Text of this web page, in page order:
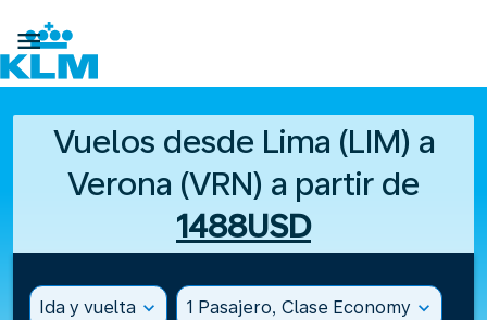

Vuelos desde Lima (LIM) a
Verona (VRN) a partir de
1488USD
Ida y vuelta expand_more 1 Pasajero, Clase Economy expand_more